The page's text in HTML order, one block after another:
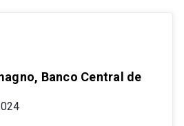
Banco Central de